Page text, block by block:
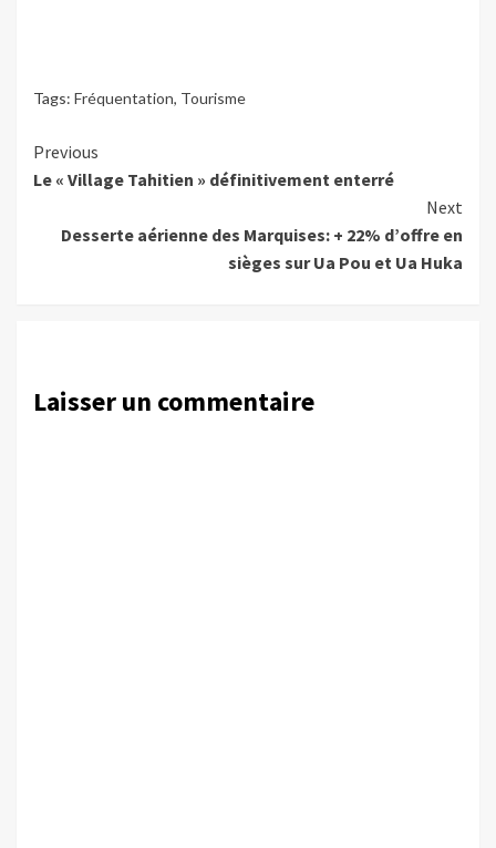
Tags: Fréquentation, Tourisme
Continue
Reading
Previous
Le « Village Tahitien » définitivement enterré
Next
Desserte aérienne des Marquises: + 22% d’offre en
sièges sur Ua Pou et Ua Huka
Laisser un commentaire